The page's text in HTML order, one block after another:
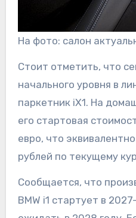
На фото: салон
Стоит отметить, что
начального уровня в
паркетник iX1. На
его стартовая
евро, что
рублей по текущему
Сообщается, что
BMW i1 стартует в